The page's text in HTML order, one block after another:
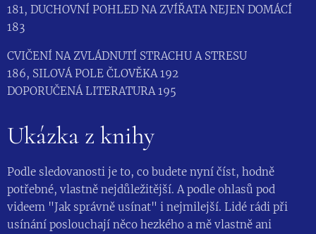
181, DUCHOVNÍ POHLED NA ZVÍŘATA NEJEN DOMÁCÍ
183
CVIČENÍ NA ZVLÁDNUTÍ STRACHU A STRESU
186, SILOVÁ POLE ČLOVĚKA 192
DOPORUČENÁ LITERATURA 195
Ukázka z knihy
Podle sledovanosti je to, co budete nyní číst, hodně
potřebné, vlastně nejdůležitější. A podle ohlasů pod
videem "Jak správně usínat" i nejmilejší. Lidé rádi při
usínání poslouchají něco hezkého a mě vlastně ani